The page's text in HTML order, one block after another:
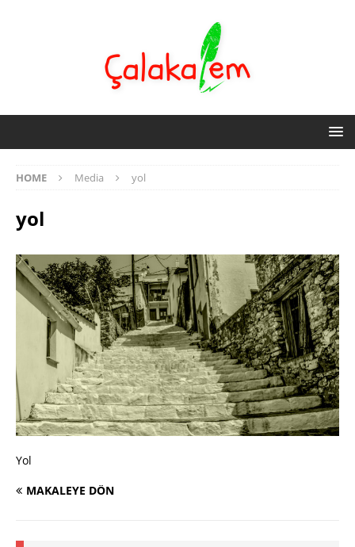
HOME Media yol
yol
Yol
MAKALEYE DÖN